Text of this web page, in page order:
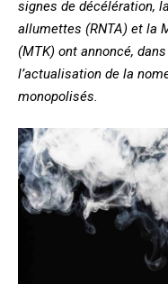
signes de décélération,
allumettes (RNTA) et la
(MTK) ont annoncé,
l’actualisation de la
monopolisés.